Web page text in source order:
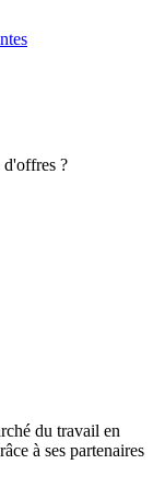
d'offres ?
du travail en
à ses partenaires